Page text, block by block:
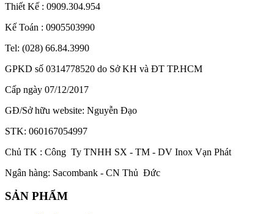
Thiết Kế : 0909.304.954
Kế Toán : 0905503990
Tel: (028) 66.84.3990
GPKD số 0314778520 do Sở KH và ĐT TP.HCM
Cấp ngày 07/12/2017
GĐ/Sở hữu website: Nguyễn Đạo
STK: 060167054997
Chủ TK : Công Ty TNHH SX - TM - DV Inox Vạn Phát
Ngân hàng: Sacombank - CN Thủ Đức
SẢN PHẨM